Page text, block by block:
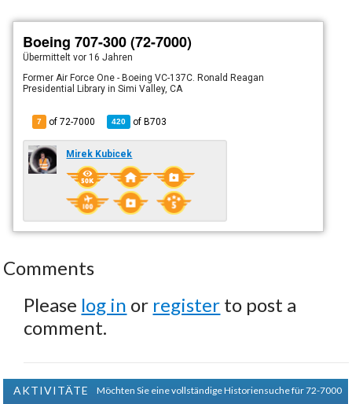
Boeing 707-300 (72-7000)
Übermitteltvor 16 Jahren
Former Air Force One - Boeing VC-137C. Ronald Reagan
Presidential Library in Simi Valley, CA
7 of 72-7000 420 ofB703
Mirek Kubicek
Comments
Please log in or register to post a
comment.
AKTIVITÄTE
Möchten Sie eine vollständige Historiensuche für 72-7000